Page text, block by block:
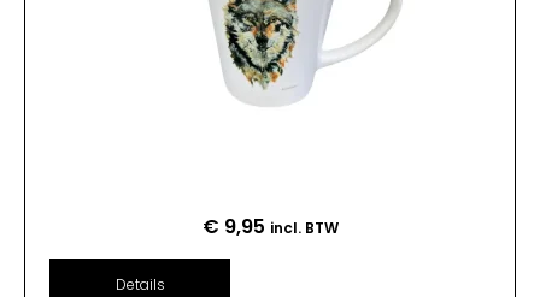
€ 9,95 incl. BTW
Details